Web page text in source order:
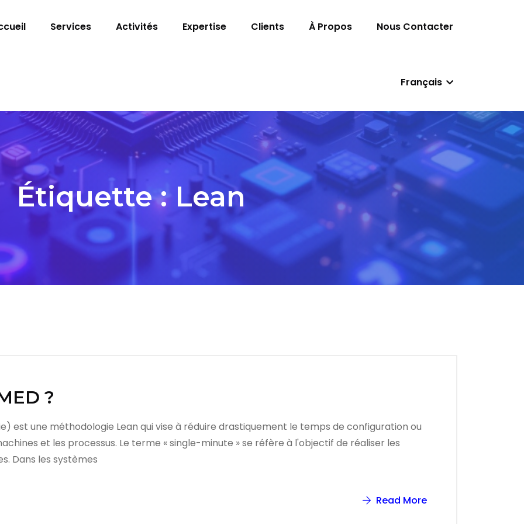
Services Activités Expertise Clients À Propos Nous Contacter
Français
Étiquette : Lean
?
est une méthodologie Lean qui vise à réduire drastiquement le temps de configuration ou
et les processus. Le terme « single-minute » se réfère à l'objectif de réaliser les
Dans les systèmes
Read More